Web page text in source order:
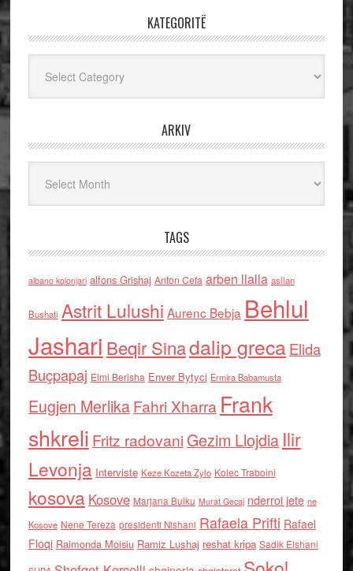
KATEGORITË
ARKIV
TAGS
albano kolonjari alfons Grishaj Anton Cefa arben llalla asllan
Bushati Astrit Lulushi Aurenc Bebja Behlul
Jashari Beqir Sinadalip grecaElida
Buçpapaj Elmi Berisha Enver Bytyci Ermira Babamusta
Eugjen MerlikaFahri Xharra Frank
shkreli Fritz radovaniGezim Llojdia Ilir
Levonja Interviste Keze Kozeta Zylo Kolec Traboini
kosova Kosove Marjana Bulku Murat Gecaj nderroi jete ne
Kosove Nene Tereza presidenti Nishani Rafaela Prifti Rafael
Floqi Raimonda Moisiu Ramiz Lushaj reshat kripa Sadik Elshani